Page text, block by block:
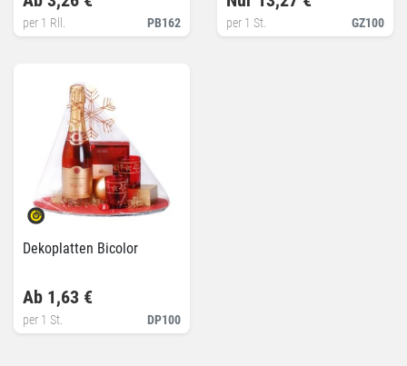
PB162
per 1 Rll. GZ100
per 1 St.
Dekoplatten Bicolor
DP100
Ab 1,63 €
per 1 St.